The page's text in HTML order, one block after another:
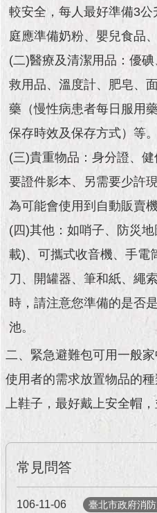
景
及
成
市
政
資
料
發
臺
北
活
動
題
館
與
互
動
主
題
較安全，每人最好準備3
庭應準備奶粉、嬰兒食品、
(二)醫療及清潔用品：優
救用品、溫度計、肥皂、
藥（慢性病患者每日服用
保存時效及保存方式）等。
(三)貴重物品：身分證、
要證件影本、另需要少許
為可能會使用到自動販賣機
(四)其他：如哨子、防災
載)、可攜式收音機、手電
刀、開罐器、筆和紙、
時，請注意您準備的是否
池。
二、緊急避難包可用一般
使用者的需求放置物品的
上鞋子，最好戴上安全帽
常見問答
106-11-06 臺北市政府消